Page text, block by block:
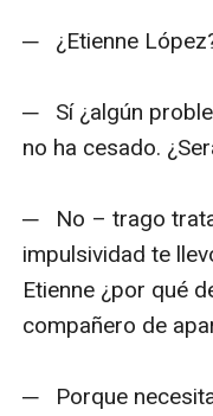
─   ¿Etienne
─   Sí ¿algún
no ha cesado.
─   No – trago
impulsividad te
Etienne ¿por qué
compañero de
─   Porque